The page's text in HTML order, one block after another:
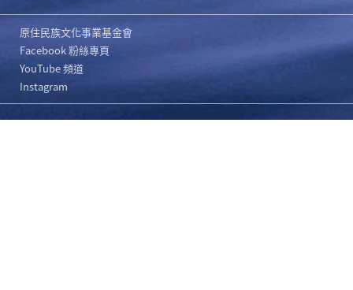
原住民族文化事業基金會
Facebook 粉絲專頁
YouTube 頻道
Instagram